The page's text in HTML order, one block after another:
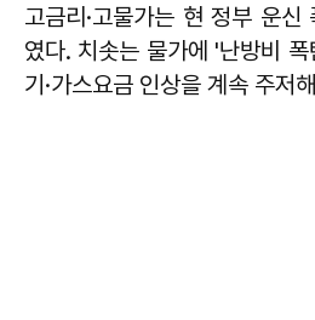
고금리·고물가는 현 정부 운
였다. 치솟는 물가에 '난방비
기·가스요금 인상을 계속 주저